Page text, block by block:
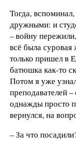
Тогда,
дружными: и
– войну
всё была
только пришел в
батюшка как-то
Потом я уже
преподавателей
однажды просто
вернулся, на
– За что